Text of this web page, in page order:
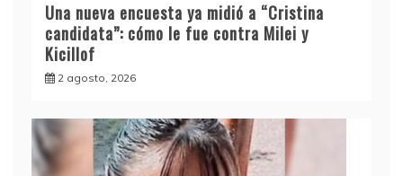
Una nueva encuesta ya midió a “Cristina
candidata”: cómo le fue contra Milei y
Kicillof
2 agosto, 2026